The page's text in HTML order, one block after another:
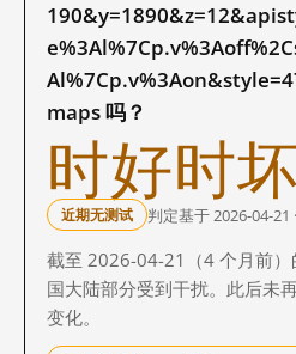
maps 吗？
时好时坏
近期无测试 判定基于 2026-04-21
截至 2026-04-21（4 个月前）
国大陆部分受到干扰。此后未
变化。